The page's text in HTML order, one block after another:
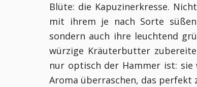
Blüte: die Kapuzinerkresse.
mit ihrem je nach Sorte
sondern auch ihre leuchtend
würzige Kräuterbutter
nur optisch der Hammer ist:
Aroma überraschen, das perfekt